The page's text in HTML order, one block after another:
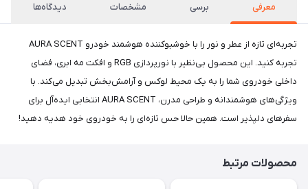
معرفی برسی مشخصات دیدگاه‌ها
تجربه‌ای تازه از عطر و نور را با خوشبوکننده هوشمند خودرو AURA SCENT
تجربه کنید. این محصول بی‌نظیر با نورپردازی RGB و افکت مه ابری، فضای
داخلی خودروی شما را به یک محیط لوکس و آرامش‌بخش تبدیل می‌کند. با
ویژگی‌های هوشمندانه و طراحی مدرن، AURA SCENT انتخابی ایده‌آل برای
سفرهای دلپذیر است. همین حالا حس تازه‌ای را به خودروی خود هدیه دهید!
محصولات مرتبط